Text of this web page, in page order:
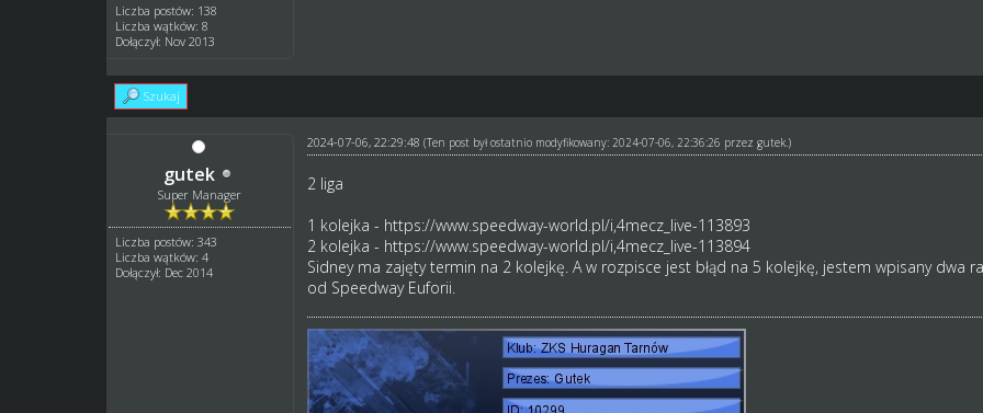
Liczba postów: 138
Liczba wątków: 8
Dołączył: Nov 2013
Szukaj
gutek
Super Manager
Liczba postów: 343
Liczba wątków: 4
Dołączył: Dec 2014
2024-07-06, 22:29:48 (Ten post był ostatnio modyfikowany: 2024-07-06, 22:36:26 przez gutek.)
2 liga
1 kolejka - https://www.speedway-world.pl/i,4mecz_live-113893
2 kolejka - https://www.speedway-world.pl/i,4mecz_live-113894
Sidney ma zajęty termin na 2 kolejkę. A w rozpisce jest błąd na 5 kolejkę, jestem wpisany dwa
od Speedway Euforii.